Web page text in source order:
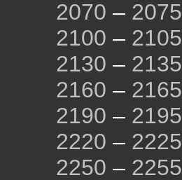
2070 – 2075
2100 – 2105
2130 – 2135
2160 – 2165
2190 – 2195
2220 – 2225
2250 – 2255